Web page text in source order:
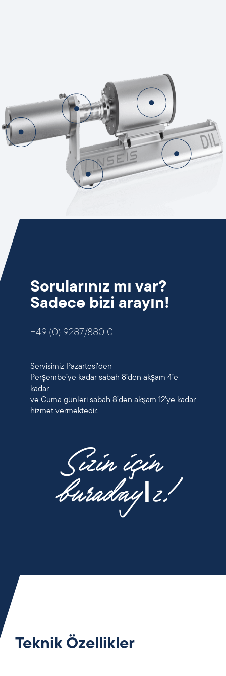
Sorularınız mı var?
Sadece bizi arayın!
+49 (0) 9287/880 0
Servisimiz Pazartesi’den
Perşembe’ye kadar sabah 8’den akşam 4’e
kadar
ve Cuma günleri sabah 8’den akşam 12’ye kadar
hizmet vermektedir.
Sizin için
buradayız!
Teknik Özellikler